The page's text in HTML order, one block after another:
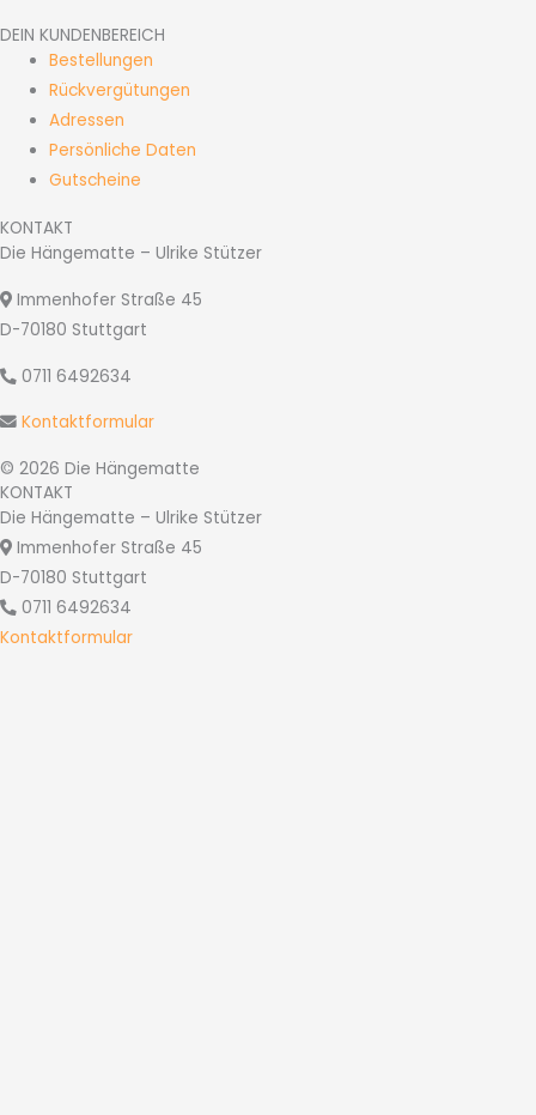
DEIN KUNDENBEREICH
Bestellungen
Rückvergütungen
Adressen
Persönliche Daten
Gutscheine
KONTAKT
Die Hängematte – Ulrike Stützer
Immenhofer Straße 45
D-70180 Stuttgart
0711 6492634
Kontaktformular
© 2026 Die Hängematte
KONTAKT
Die Hängematte – Ulrike Stützer
Immenhofer Straße 45
D-70180 Stuttgart
0711 6492634
Kontaktformular